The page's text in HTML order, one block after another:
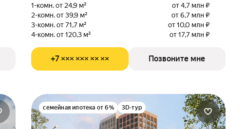
1-комн. от 24,9 м²
от 4,7 млн ₽
2-комн. от 39,9 м²
от 6,7 млн ₽
3-комн. от 71,7 м²
от 10,0 млн ₽
4-комн. от 120,3 м²
от 17,7 млн ₽
+7 ××× ××× ×× ×× Позвоните мне
семейная ипотека от 6% 3D-тур